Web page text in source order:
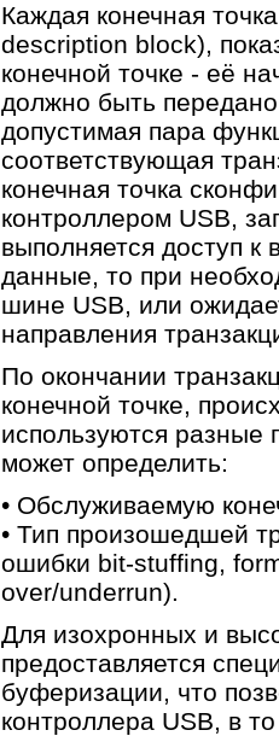
Каждая конечная
description block),
конечной точке - её
должно быть
допустимая пара
соответствующая
конечная точка
контроллером USB,
выполняется доступ
данные, то при
шине USB, или
направления
По окончании
конечной точке,
используются разные
может определить:
• Обслуживаемую
• Тип произошедшей
ошибки bit-stuffing,
over/underrun).
Для изохронных и
предоставляется
буферизации, что
контроллера USB, в